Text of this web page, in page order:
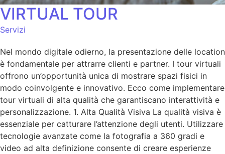
VIRTUAL TOUR
Servizi
Nel mondo digitale odierno, la presentazione delle location
è fondamentale per attrarre clienti e partner. I tour virtuali
offrono un’opportunità unica di mostrare spazi fisici in
modo coinvolgente e innovativo. Ecco come implementare
tour virtuali di alta qualità che garantiscano interattività e
personalizzazione. 1. Alta Qualità Visiva La qualità visiva è
essenziale per catturare l’attenzione degli utenti. Utilizzare
tecnologie avanzate come la fotografia a 360 gradi e
video ad alta definizione consente di creare esperienze